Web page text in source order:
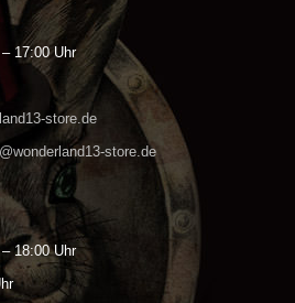
17:00 Uhr
store.de
store.de
18:00 Uhr